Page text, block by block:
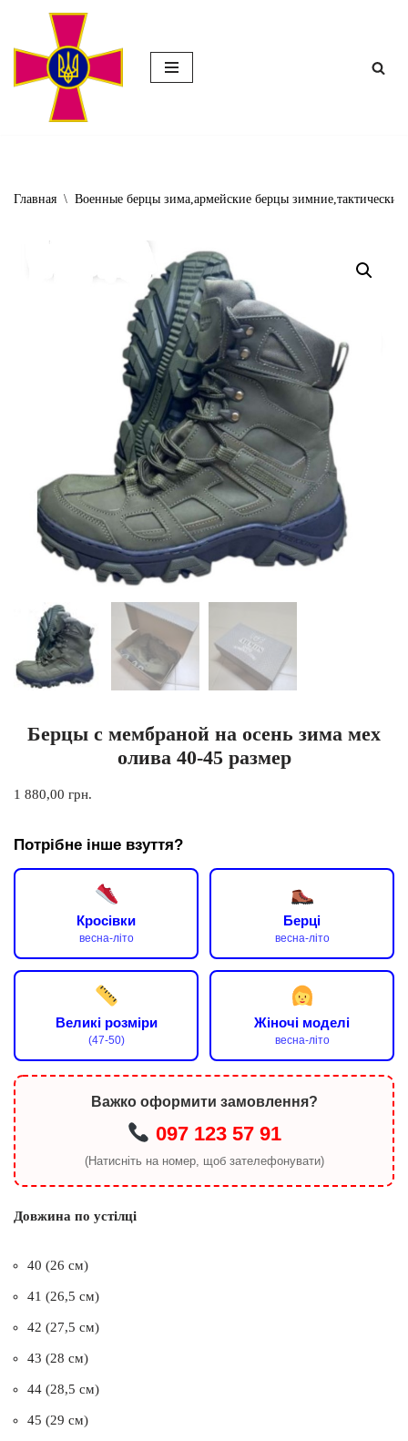
Перейти
содержимому
Главная \ Военные берцы зима,армейские берцы
Берцы с мембраной на осень зима мех
олива 40-45 размер
1 880,00 грн.
Потрібне інше взуття?
Кросівки
весна-літо
Берці
весна-літо
Великі розміри
(47-50)
Жіночі моделі
весна-літо
Важко оформити замовлення?
097 123 57 91
(Натисніть на номер, щоб зателефонувати)
Довжина по устілці
40 (26 см)
41 (26,5 см)
42 (27,5 см)
43 (28 см)
44 (28,5 см)
45 (29 см)